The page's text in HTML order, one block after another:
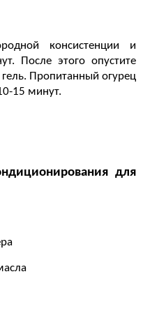
консистенции и
После этого опустите
Пропитанный огурец
15 минут.
для